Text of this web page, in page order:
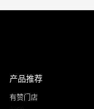
产品推荐
有赞门店